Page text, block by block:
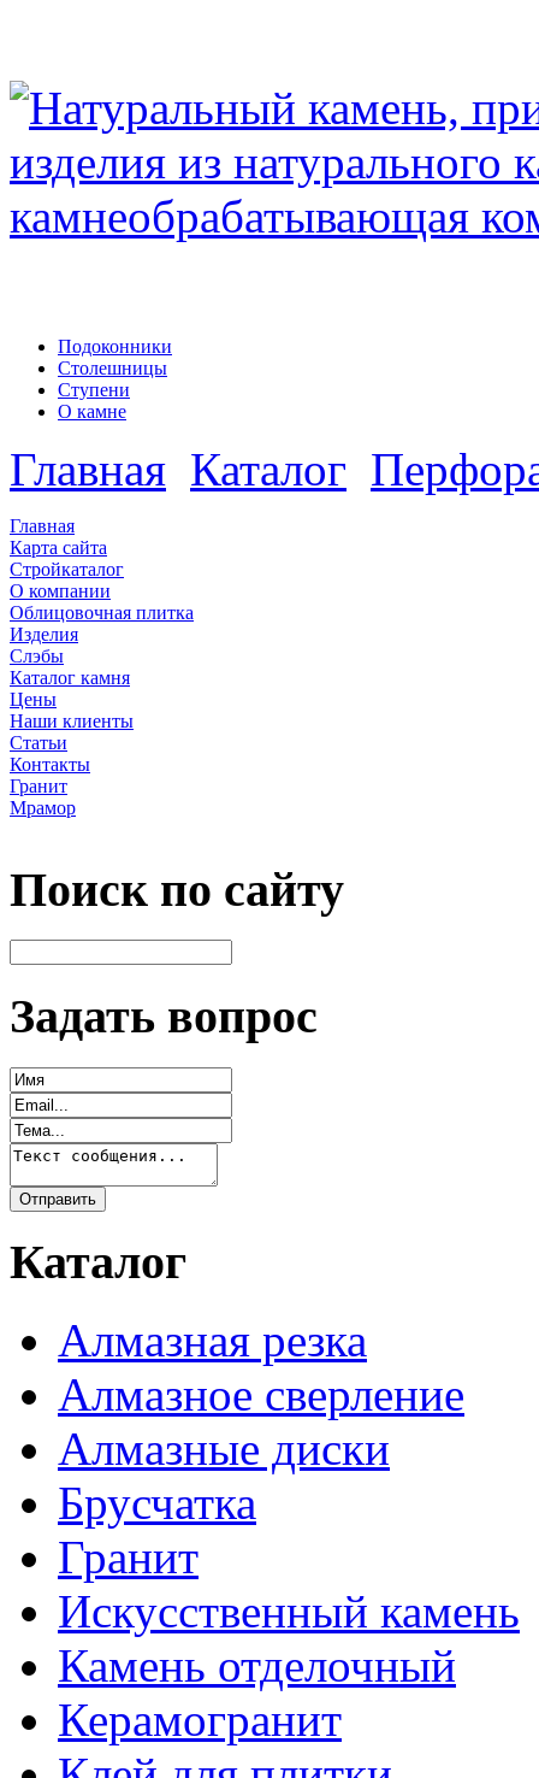
Подоконники
Столешницы
Ступени
О камне
Главная Каталог
Главная
Карта сайта
Стройкаталог
О компании
Облицовочная плитка
Изделия
Слэбы
Каталог камня
Цены
Наши клиенты
Статьи
Контакты
Гранит
Мрамор
Поиск по сайту
Задать вопрос
Каталог
Алмазная резка
Алмазное сверление
Алмазные диски
Брусчатка
Гранит
Искусственный камень
Камень отделочный
Керамогранит